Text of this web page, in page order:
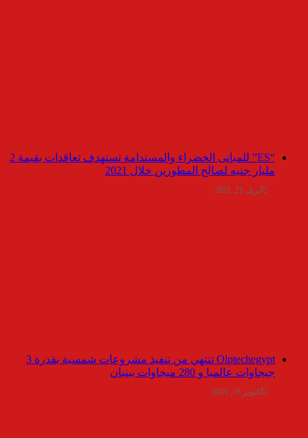
“ES” للمبانى الخضراء والمستدامة تستهدف تعاقدات بقيمة 2
مليار جنيه لصالح المطورين خلال 2021
أبريل 21, 2021
Olptechegypt تنتهي من تنفيذ مشروعات شمسية بقدرة 3
جيجاوات عالميا و 280 ميجاوات ببنبان
أكتوبر 16, 2019